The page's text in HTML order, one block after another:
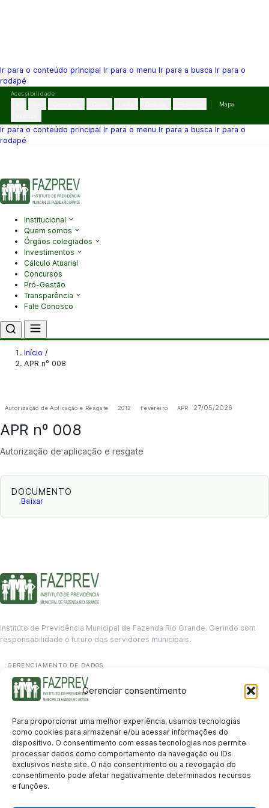
Gerenciar consentimento
Para proporcionar uma melhor experiência, usamos tecnologias
como cookies para armazenar e/ou acessar informações do
dispositivo. O consentimento com essas tecnologias nos permite
processar dados como comportamento da navegação ou IDs
exclusivos neste site. O não consentimento ou a revogação do
consentimento pode afetar negativamente determinados recursos
e funções.
Ir para o conteúdo principal Ir para o menu Ir para a busca Ir para o
rodapé
Pular
conteúdo
Acessibilidade
Mapa
Ir para o conteúdo principal Ir para o menu Ir para a busca Ir para o
rodapé
Institucional
Quem somos
Órgãos colegiados
Investimentos
Cálculo Atuarial
Concursos
Pró-Gestão
Transparência
Fale Conosco
Início /
APR nº 008
Autorização de Aplicação e Resgate 2012 Fevereiro APR 27/05/2026
APR nº 008
Autorização de aplicação e resgate
DOCUMENTO
Baixar
Instituto de Previdência Municipal de Fazenda Rio Grande. Gerindo com
responsabilidade o futuro dos servidores municipais.
GERENCIAMENTO DE DADOS
Departamento de informação
contato@fazprev.pr.gov.br
(41) 3995-2146
Serviços
Aposentadoria Pensão por Morte Benefício por Invalidez Auxílio Doença
Holerite Online Protocolo Online
Transparência
Portal da Transparência